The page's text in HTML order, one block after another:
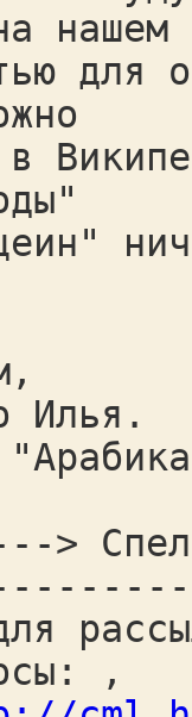
нашем
для
в
Илья.
,